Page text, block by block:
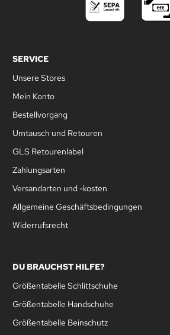
SERVICE
Unsere Stores
Mein Konto
Bestellvorgang
Umtausch und Retouren
GLS Retourenlabel
Zahlungsarten
Versandarten und -kosten
Allgemeine Geschäftsbedingungen
Widerrufsrecht
DU BRAUCHST HILFE?
Größentabelle Schlittschuhe
Größentabelle Handschuhe
Größentabelle Beinschutz